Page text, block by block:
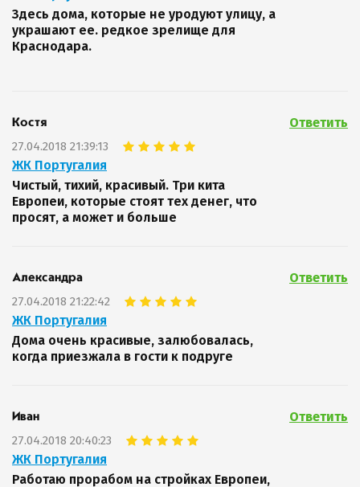
Здесь дома, которые не уродуют улицу, а
украшают ее. редкое зрелище для
Краснодара.
Костя
27.04.2018 21:39:13
ЖК Португалия
Ответить
Чистый, тихий, красивый. Три кита
Европеи, которые стоят тех денег, что
просят, а может и больше
Александра
27.04.2018 21:22:42
ЖК Португалия
Ответить
Дома очень красивые, залюбовалась,
когда приезжала в гости к подруге
Иван
27.04.2018 20:40:23
ЖК Португалия
Ответить
Работаю прорабом на стройках Европеи,